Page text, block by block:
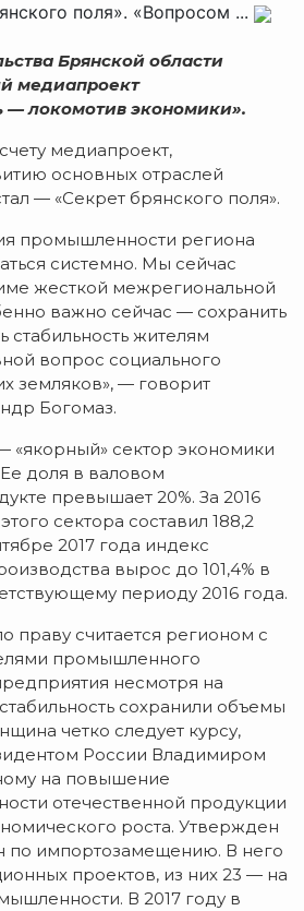
поля». «Вопросом ...
Брянской области
медиапроект
локомотив экономики».
медиапроект,
основных отраслей
— «Секрет брянского поля».
промышленности региона
системно. Мы сейчас
жесткой межрегиональной
важно сейчас — сохранить
стабильность жителям
вопрос социального
земляков», — говорит
Богомаз.
сектор экономики
доля в валовом
превышает 20%. За 2016
сектора составил 188,2
2017 года индекс
вырос до 101,4% в
периоду 2016 года.
праву считается регионом с
промышленного
несмотря на
сохранили объемы
четко следует курсу,
России Владимиром
на повышение
отечественной продукции
роста. Утвержден
по импортозамещению. В него
проектов, из них 23 — на
В 2017 году в